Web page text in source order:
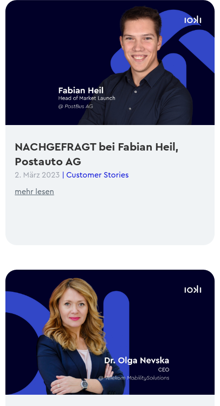
NACHGEFRAGT bei Fabian Heil,
Postauto AG
2. März 2023 |Customer Stories
mehr lesen